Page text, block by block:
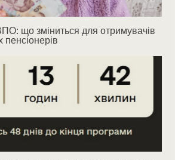
що зміниться для отримувачів
пенсіонерів